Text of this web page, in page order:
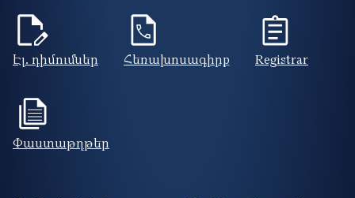
Էլ. դիմումներ Հեռախոսագիրք Registrar
Փաստաթղթեր